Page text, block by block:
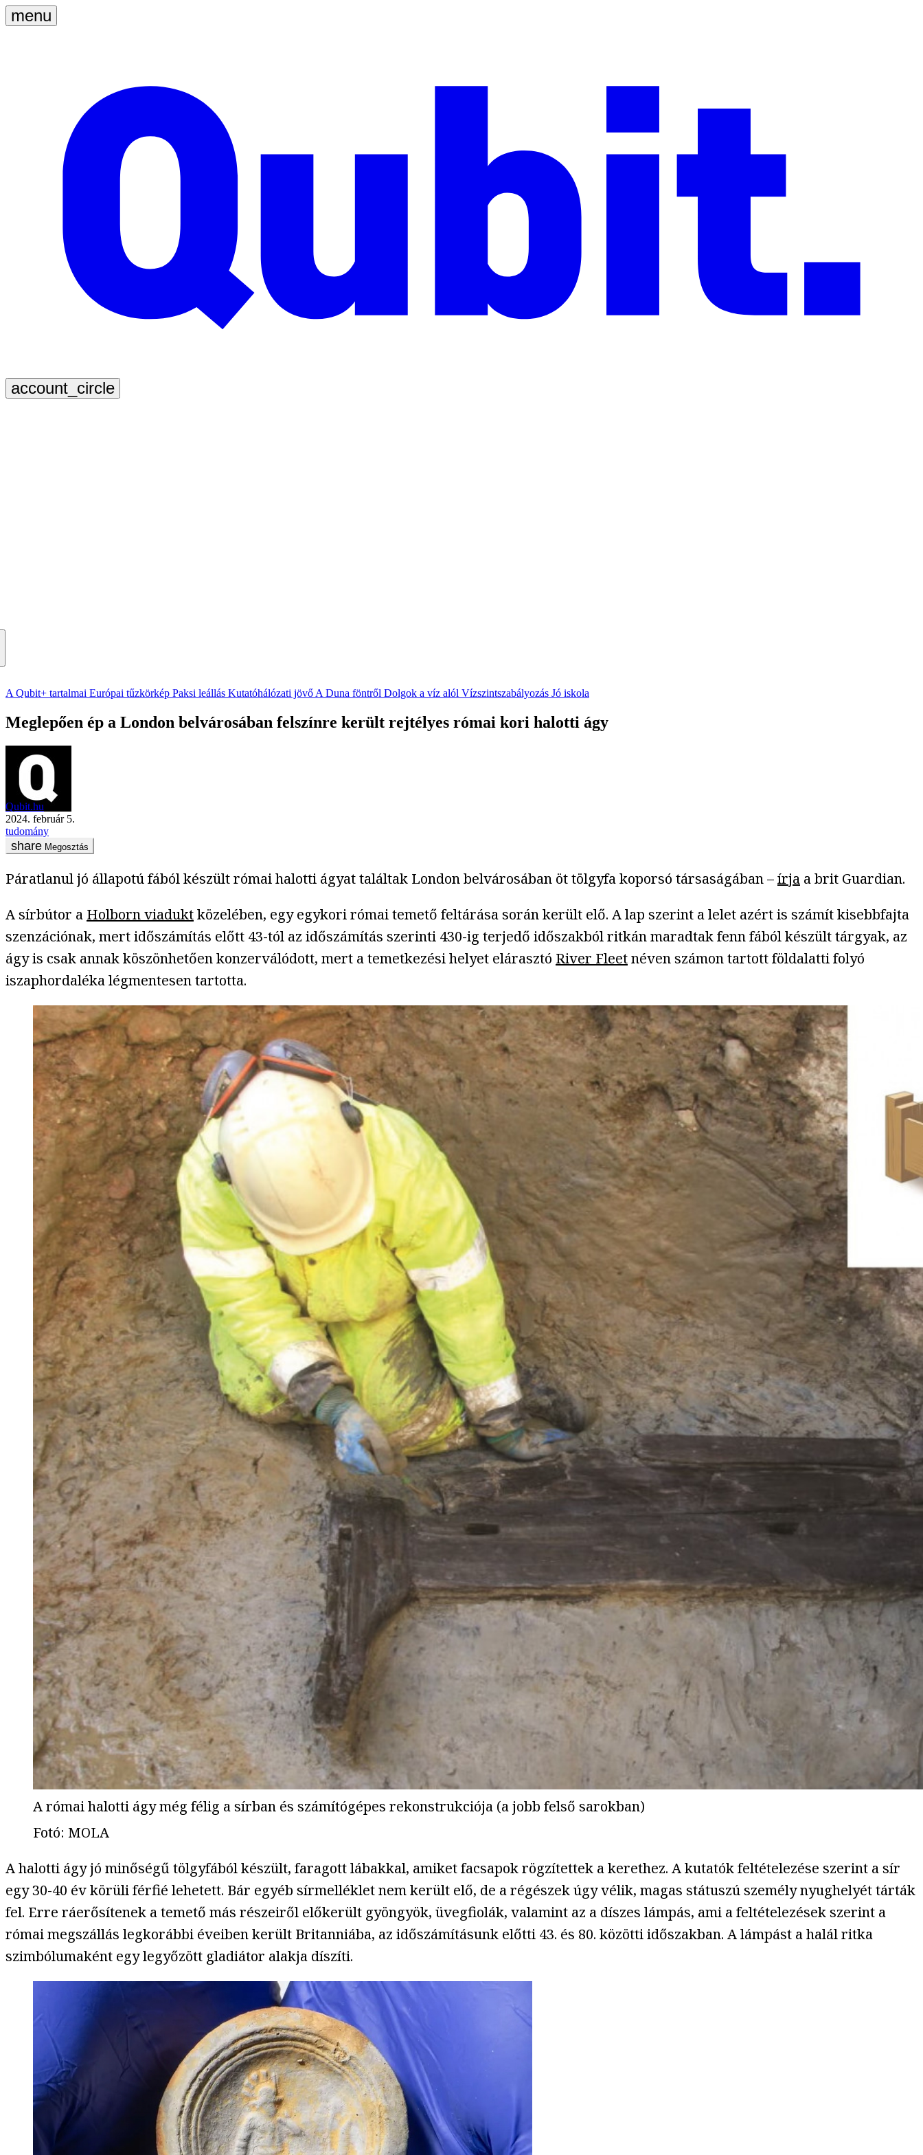
A Qubit+ tartalmai Európai tűzkörkép Paksi leállás Kutatóhálózati jövő A Duna föntről Dolgok a víz alól Vízszintszabályozás Jó iskola
Meglepően ép a London belvárosában felszínre került rejtélyes római kori halotti ágy
Qubit.hu
2024. február 5.
tudomány
Megosztás
Páratlanul jó állapotú fából készült római halotti ágyat találtak London belvárosában öt tölgyfa koporsó társaságában –írja a brit Guardian.
A sírbútor a Holborn viaduktközelében, egy egykori római temető feltárása során került elő. A lap szerint a lelet azért is számít kisebbfajta
szenzációnak, mert időszámítás előtt 43-tól az időszámítás szerinti 430-ig terjedő időszakból ritkán maradtak fenn fából készült tárgyak, az
ágy is csak annak köszönhetően konzerválódott, mert a temetkezési helyet elárasztó River Fleetnéven számon tartott földalatti folyó
iszaphordaléka légmentesen tartotta.
A római halotti ágy még félig a sírban és számítógépes rekonstrukciója (a jobb felső sarokban)
Fotó: MOLA
A halotti ágy jó minőségű tölgyfából készült, faragott lábakkal, amiket facsapok rögzítettek a kerethez. A kutatók feltételezése szerint a sír
egy 30-40 év körüli férfié lehetett. Bár egyéb sírmelléklet nem került elő, de a régészek úgy vélik, magas státuszú személy nyughelyét tárták
fel. Erre ráerősítenek a temető más részeiről előkerült gyöngyök, üvegfiolák, valamint az a díszes lámpás, ami a feltételezések szerint a
római megszállás legkorábbi éveiben került Britanniába, az időszámításunk előtti 43. és 80. közötti időszakban. A lámpást a halál ritka
szimbólumaként egy legyőzött gladiátor alakja díszíti.